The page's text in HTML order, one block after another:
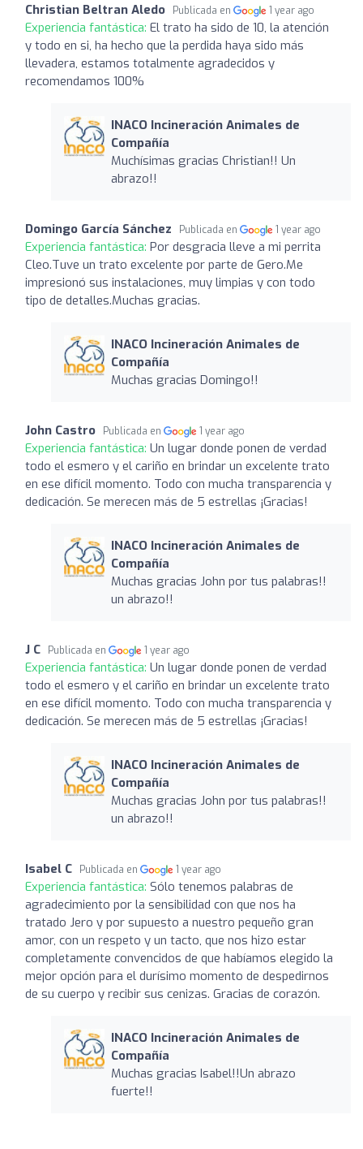
Christian Beltran Aledo Publicada en 1 year ago
Experiencia fantástica: El trato ha sido de 10, la atención
y todo en si, ha hecho que la perdida haya sido más
llevadera, estamos totalmente agradecidos y
recomendamos 100%
INACO Incineración Animales de
Compañía
Muchísimas gracias Christian!! Un
abrazo!!
Domingo García Sánchez Publicada en 1 year ago
Experiencia fantástica: Por desgracia lleve a mi perrita
Cleo.Tuve un trato excelente por parte de Gero.Me
impresionó sus instalaciones, muy limpias y con todo
tipo de detalles.Muchas gracias.
INACO Incineración Animales de
Compañía
Muchas gracias Domingo!!
John Castro Publicada en 1 year ago
Experiencia fantástica: Un lugar donde ponen de verdad
todo el esmero y el cariño en brindar un excelente trato
en ese difícil momento. Todo con mucha transparencia y
dedicación. Se merecen más de 5 estrellas ¡Gracias!
INACO Incineración Animales de
Compañía
Muchas gracias John por tus palabras!!
un abrazo!!
J C Publicada en 1 year ago
Experiencia fantástica: Un lugar donde ponen de verdad
todo el esmero y el cariño en brindar un excelente trato
en ese difícil momento. Todo con mucha transparencia y
dedicación. Se merecen más de 5 estrellas ¡Gracias!
INACO Incineración Animales de
Compañía
Muchas gracias John por tus palabras!!
un abrazo!!
Isabel C Publicada en 1 year ago
Experiencia fantástica: Sólo tenemos palabras de
agradecimiento por la sensibilidad con que nos ha
tratado Jero y por supuesto a nuestro pequeño gran
amor, con un respeto y un tacto, que nos hizo estar
completamente convencidos de que habíamos elegido la
mejor opción para el durísimo momento de despedirnos
de su cuerpo y recibir sus cenizas. Gracias de corazón.
INACO Incineración Animales de
Compañía
Muchas gracias Isabel!!Un abrazo
fuerte!!